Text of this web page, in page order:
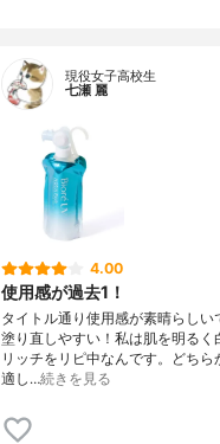
現役女子高校生
七瀬 麗
4.00
使用感が過去1！
タイトル通り使用感が素晴らしい
塗り直しやすい！私は肌を明るく
リッチをリピ中なんです。どち
適し…続きを見る